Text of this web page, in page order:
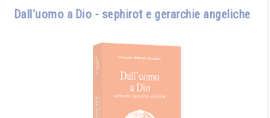
Dall'uomo a Dio - sephirot e gerarchie angeliche